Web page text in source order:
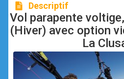
Descriptif
Vol parapente
(Hiver) avec option
La